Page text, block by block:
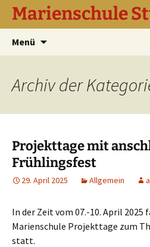
Marienschule
Menü
Archiv der
Projekttage mit
Frühlingsfest
29. April 2025 Allgemein
In der Zeit vom 07.-10. April 2025
Marienschule Projekttage zum
statt.